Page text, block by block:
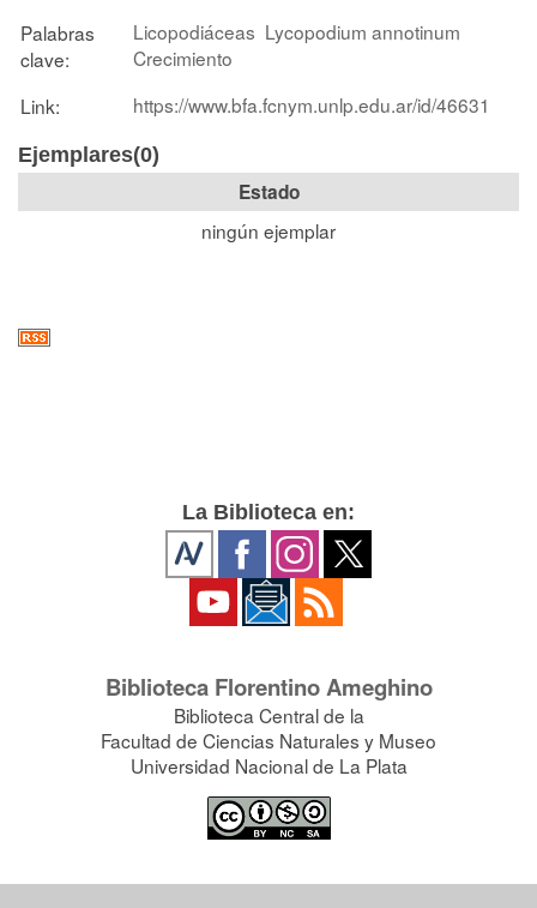
Palabras
clave:
Licopodiáceas Lycopodium annotinum
Crecimiento
Link:
https://www.bfa.fcnym.unlp.edu.ar/id/46631
Ejemplares(0)
Estado
ningún ejemplar
La Biblioteca en:
Biblioteca Florentino Ameghino
Biblioteca Central de la
Facultad de Ciencias Naturales y Museo
Universidad Nacional de La Plata